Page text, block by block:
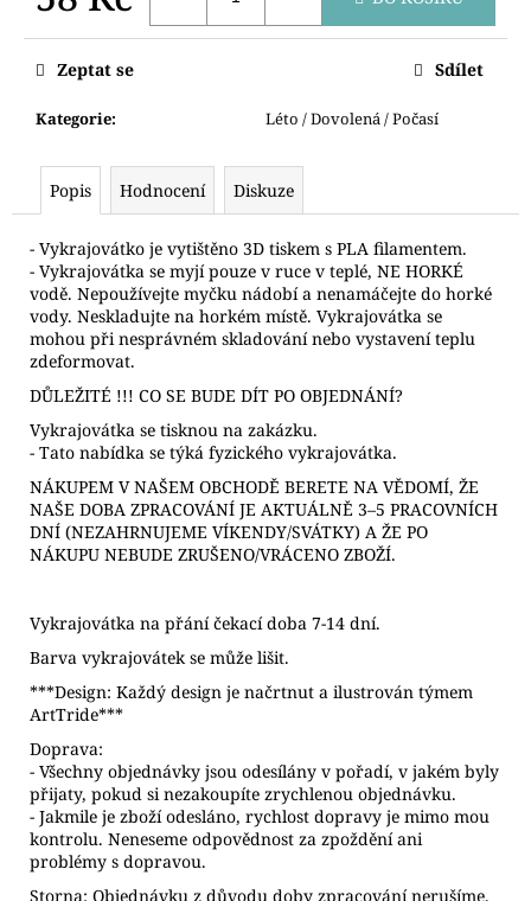
Kategorie: Léto / Dovolená / Počasí
Zeptat se Sdílet
Popis Hodnocení Diskuze
- Vykrajovátko je vytištěno 3D tiskem s PLA filamentem.
- Vykrajovátka se myjí pouze v ruce v teplé, NE HORKÉ
vodě. Nepoužívejte myčku nádobí a nenamáčejte do horké
vody. Neskladujte na horkém místě. Vykrajovátka se
mohou při nesprávném skladování nebo vystavení teplu
zdeformovat.
DŮLEŽITÉ !!! CO SE BUDE DÍT PO OBJEDNÁNÍ?
Vykrajovátka se tisknou na zakázku.
- Tato nabídka se týká fyzického vykrajovátka.
NÁKUPEM V NAŠEM OBCHODĚ BERETE NA VĚDOMÍ, ŽE
NAŠE DOBA ZPRACOVÁNÍ JE AKTUÁLNĚ 3–5 PRACOVNÍCH
DNÍ (NEZAHRNUJEME VÍKENDY/SVÁTKY) A ŽE PO
NÁKUPU NEBUDE ZRUŠENO/VRÁCENO ZBOŽÍ.
Vykrajovátka na přání čekací doba 7-14 dní.
Barva vykrajovátek se může lišit.
***Design: Každý design je načrtnut a ilustrován týmem
ArtTride***
Doprava:
- Všechny objednávky jsou odesílány v pořadí, v jakém byly
přijaty, pokud si nezakoupíte zrychlenou objednávku.
- Jakmile je zboží odesláno, rychlost dopravy je mimo mou
kontrolu. Neneseme odpovědnost za zpoždění ani
problémy s dopravou.
Storna: Objednávku z důvodu doby zpracování nerušíme.
u
m
e
VYKRAJOVÁTKA
74
Kč